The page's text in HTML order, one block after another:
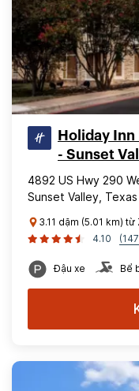
Holiday Inn
- Sunset
4892 US Hwy 290
Sunset Valley,
3.11 dặm (5.01 km)
4.10
Đậu xe Bể